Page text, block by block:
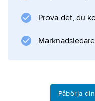
Prova det, du
Påbörja